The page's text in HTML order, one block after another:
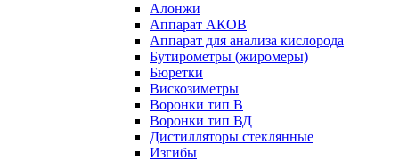
Алонжи
Аппарат АКОВ
Аппарат для анализа кислорода
Бутирометры (жиромеры)
Бюретки
Вискозиметры
Воронки тип В
Воронки тип ВД
Дистилляторы стеклянные
Изгибы